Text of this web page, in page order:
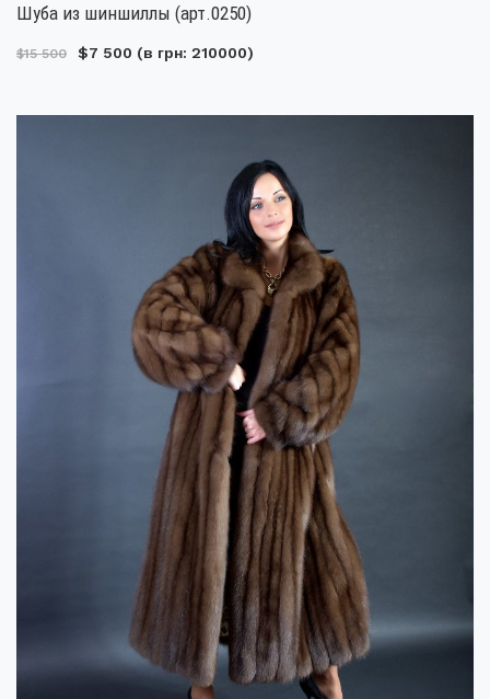
Шуба из шиншиллы (арт.0250)
$15 500 $7 500 (в грн: 210000)